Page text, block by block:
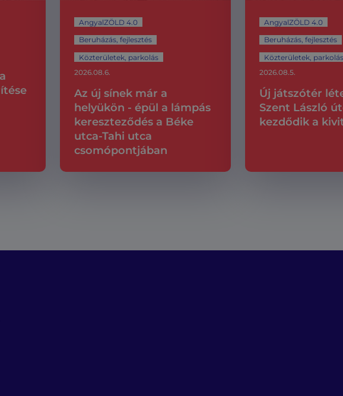
AngyalZÖLD 4.0
Beruházás, fejlesztés
Közterületek, parkolás
Az új sínek már a
helyükön - épül a lámpás
kereszteződés a Béke
utca-Tahi utca
csomópontjában
2026.08.6.
AngyalZÖLD 4.0
Beruházás, fejlesztés
Közterületek, parkolás
Új játszótér
Szent László
kezdődik a
2026.08.5.